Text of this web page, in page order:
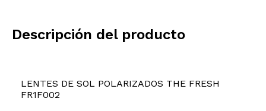
Descripción del producto
LENTES DE SOL POLARIZADOS THE FRESH
FR1F002